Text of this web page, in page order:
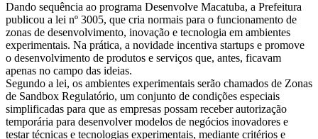
Dando sequência ao programa Desenvolve Macatuba, a Prefeitura
publicou a lei nº 3005, que cria normais para o funcionamento de
zonas de desenvolvimento, inovação e tecnologia em ambientes
experimentais. Na prática, a novidade incentiva startups e promove
o desenvolvimento de produtos e serviços que, antes, ficavam
apenas no campo das ideias.
Segundo a lei, os ambientes experimentais serão chamados de Zonas
de Sandbox Regulatório, um conjunto de condições especiais
simplificadas para que as empresas possam receber autorização
temporária para desenvolver modelos de negócios inovadores e
testar técnicas e tecnologias experimentais, mediante critérios e